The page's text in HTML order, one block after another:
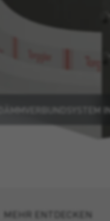
IN
MEHR ENTDECKEN